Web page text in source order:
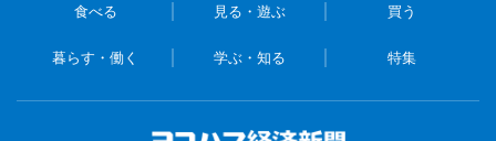
食べる 見る・遊ぶ 買う
暮らす・働く 学ぶ・知る 特集